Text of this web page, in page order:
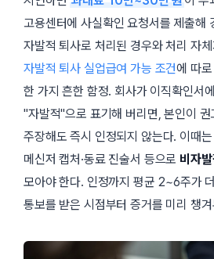
고용센터에 사실확인 요청서를 제출해
자발적 퇴사로 처리된 경우와 처리 자
자발적 퇴사 실업급여 가능 조건에 따
한 가지 흔한 함정. 회사가 이직확인서
자발적 으로 표기해 버리면, 본인이 권
주장해도 즉시 인정되지 않는다. 이때는
메신저 캡처·동료 진술서 등으로 비자
모아야 한다. 인정까지 평균 2~6주가
통보를 받은 시점부터 증거를 미리 챙